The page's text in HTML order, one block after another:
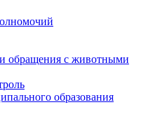
обращения с животными
образования